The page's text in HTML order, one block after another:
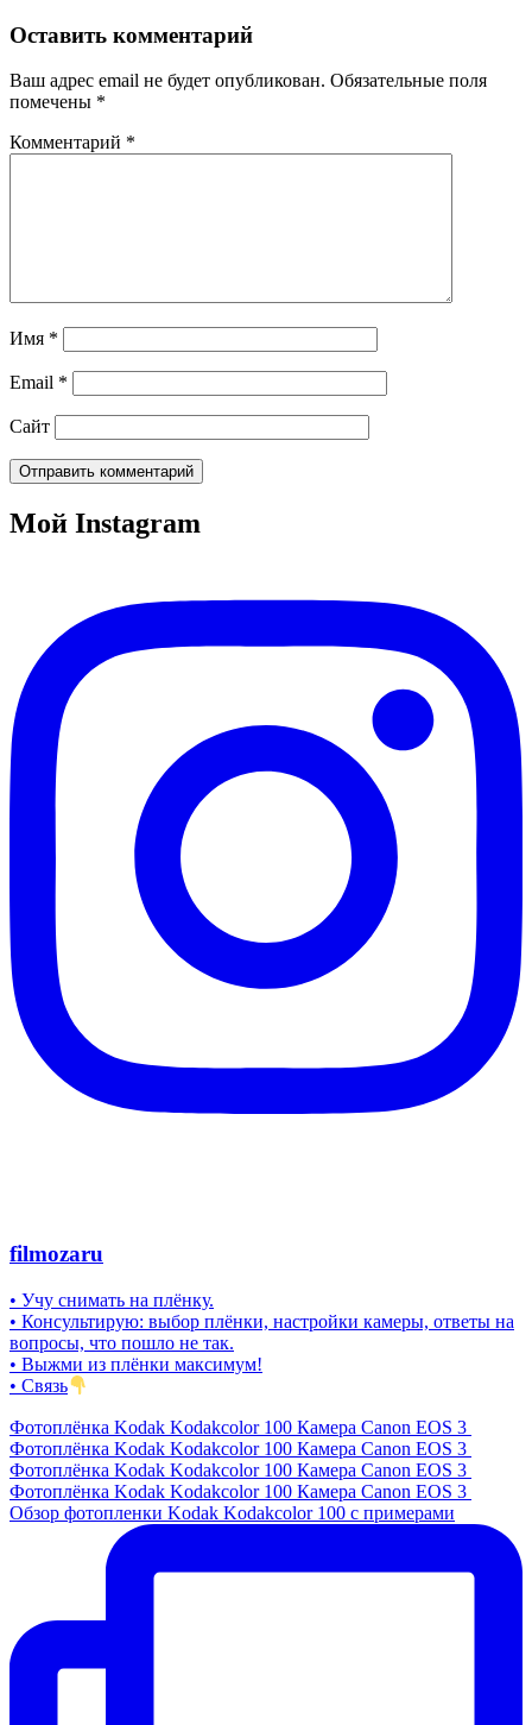
Оставить комментарий
Ваш адрес email не будет опубликован. Обязательные поля
помечены *
Комментарий *
Имя *
Email *
Сайт
Мой Instagram
filmozaru
• Учу снимать на плёнку.
• Консультирую: выбор плёнки, настройки камеры, ответы на
вопросы, что пошло не так.
• Выжми из плёнки максимум!
• Связь
Фотоплёнка Kodak Kodakcolor 100 Камера Canon EOS 3
Фотоплёнка Kodak Kodakcolor 100 Камера Canon EOS 3
Фотоплёнка Kodak Kodakcolor 100 Камера Canon EOS 3
Фотоплёнка Kodak Kodakcolor 100 Камера Canon EOS 3
Обзор фотопленки Kodak Kodakcolor 100 с примерами